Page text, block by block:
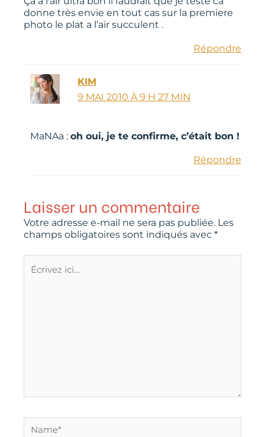
donne très envie en tout cas sur la premiere
photo le plat a l’air succulent .
Répondre
KIM
9 MAI 2010 À 9 H 27 MIN
MaNAa : oh oui, je te confirme, c’était bon !
Répondre
Laisser un commentaire
Votre adresse e-mail ne sera pas publiée. Les
champs obligatoires sont indiqués avec *
ici…